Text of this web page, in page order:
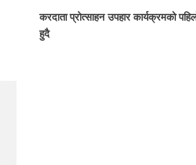
करदाता प्रोत्साहन उपहार कार्यक्रमको
हुदै